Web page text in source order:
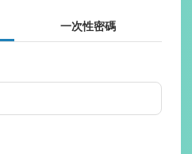
一次性密碼